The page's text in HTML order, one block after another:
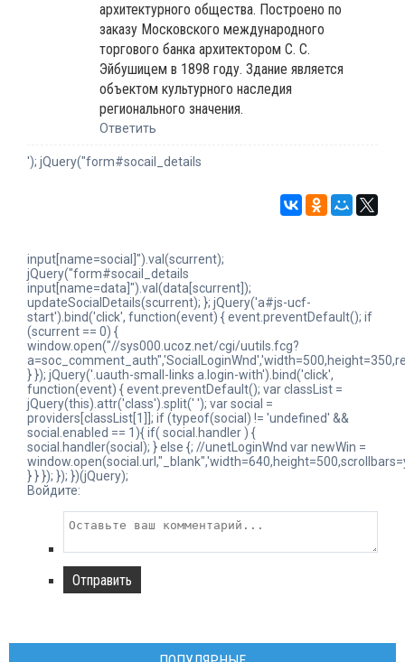
архитектурного общества. Построено по
заказу Московского международного
торгового банка архитектором С. С.
Эйбушицем в 1898 году. Здание является
объектом культурного наследия
регионального значения.
Ответить
'); jQuery("form#socail_details
input[name=social]").val(scurrent);
jQuery("form#socail_details
input[name=data]").val(data[scurrent]);
updateSocialDetails(scurrent); }; jQuery('a#js-ucf-
start').bind('click', function(event) { event.preventDefault(); if
(scurrent == 0) {
window.open("//sys000.ucoz.net/cgi/uutils.fcg?
} }); jQuery('.uauth-small-links a.login-with').bind('click',
function(event) { event.preventDefault(); var classList =
jQuery(this).attr('class').split(' '); var social =
providers[classList[1]]; if (typeof(social) != 'undefined' &&
social.enabled == 1){ if( social.handler ) {
social.handler(social); } else {; //unetLoginWnd var newWin =
} } }); }); })(jQuery);
Войдите:
Отправить